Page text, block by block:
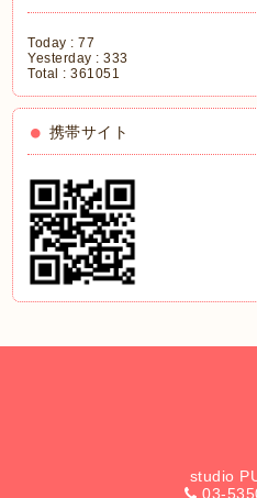
Today :77
Yesterday :333
Total :361051
携帯サイト
studio
03-